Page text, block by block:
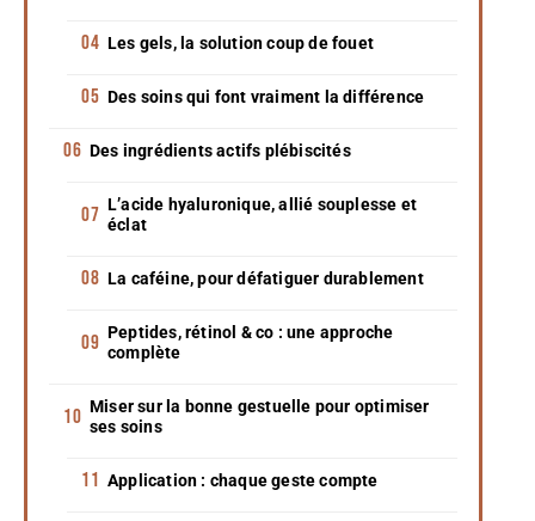
Les gels, la solution coup de fouet
Des soins qui font vraiment la différence
Des ingrédients actifs plébiscités
L’acide hyaluronique, allié souplesse et
éclat
La caféine, pour défatiguer durablement
Peptides, rétinol & co : une approche
complète
Miser sur la bonne gestuelle pour optimiser
ses soins
Application : chaque geste compte